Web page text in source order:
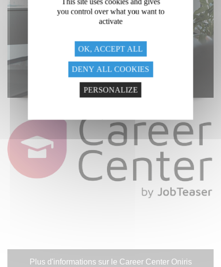
Dèposer votre offre d'emploi !
Plus d'informations sur le Career Center Oniris
you control over what you want to
activate
OK, ACCEPT ALL
DENY ALL COOKIES
PERSONALIZE